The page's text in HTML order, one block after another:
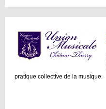
pratique collective de la musique.